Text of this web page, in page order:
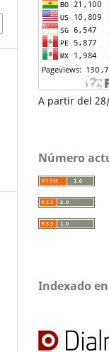
A partir del
Número
Indexado